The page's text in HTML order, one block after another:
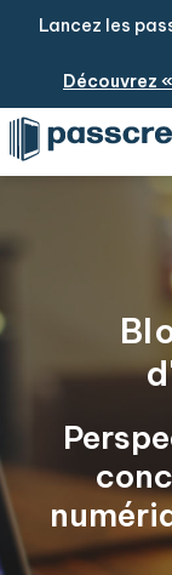
Lancez les
Découvrez